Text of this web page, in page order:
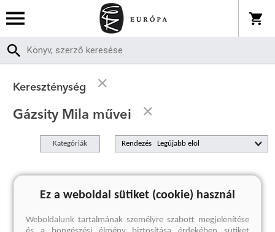
Kereszténység
Gázsity Mila művei
Kategóriák Rendezés
A keresett kifejezésre nincs találat
Ez a weboldal sütiket (cookie) használ
Weboldalunk tartalmának személyre szabott megjelenítése